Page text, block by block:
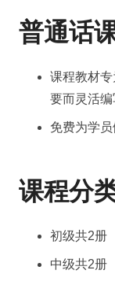
普通话
课程教材
要而灵活编
免费为学
课程分
初级共2册
中级共2册